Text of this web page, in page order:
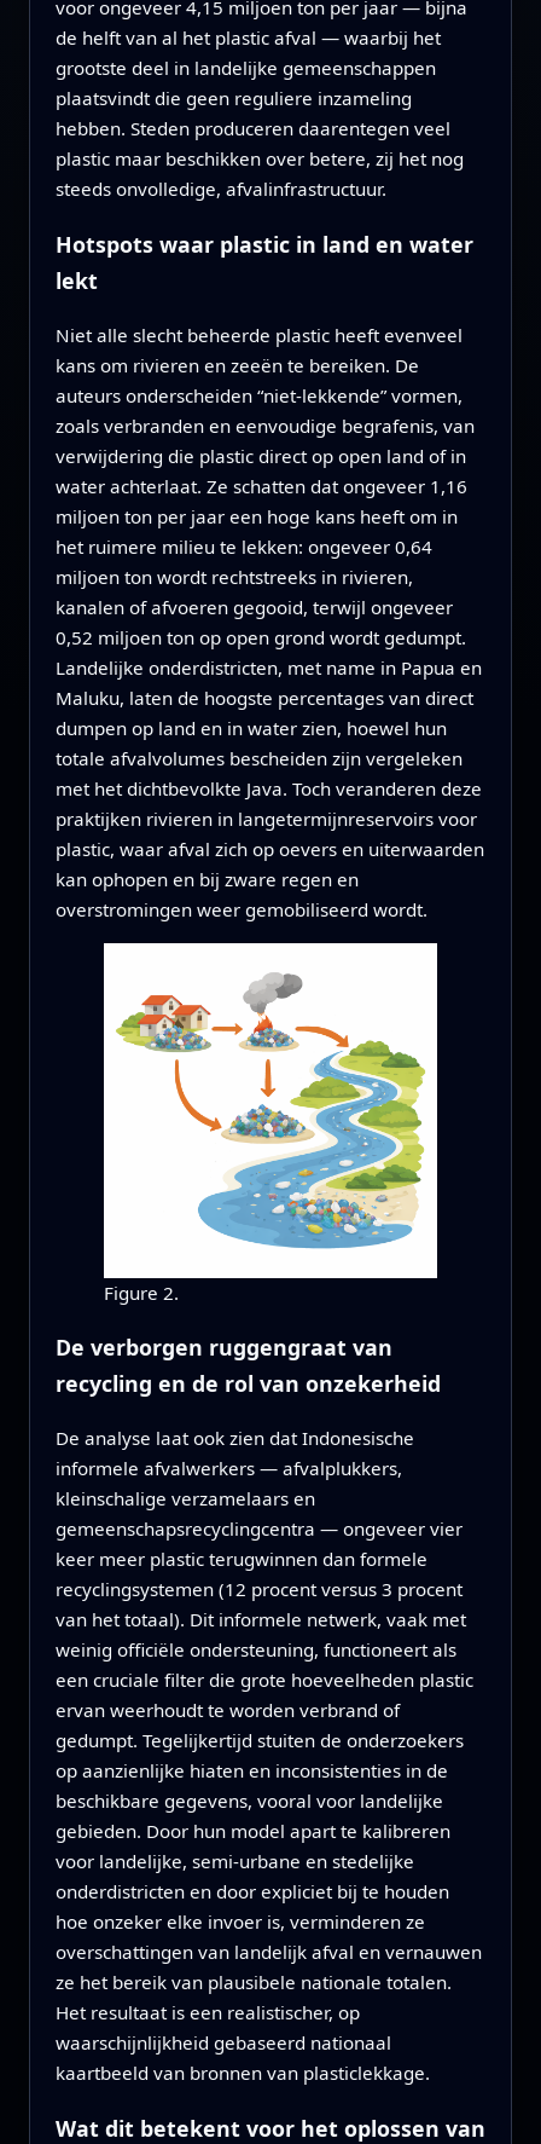
voor ongeveer 4,15 miljoen ton per jaar — bijna
de helft van al het plastic afval — waarbij het
grootste deel in landelijke gemeenschappen
plaatsvindt die geen reguliere inzameling
hebben. Steden produceren daarentegen veel
plastic maar beschikken over betere, zij het nog
steeds onvolledige, afvalinfrastructuur.
Hotspots waar plastic in land en water
lekt
Niet alle slecht beheerde plastic heeft evenveel
kans om rivieren en zeeën te bereiken. De
auteurs onderscheiden “niet-lekkende” vormen,
zoals verbranden en eenvoudige begrafenis, van
verwijdering die plastic direct op open land of in
water achterlaat. Ze schatten dat ongeveer 1,16
miljoen ton per jaar een hoge kans heeft om in
het ruimere milieu te lekken: ongeveer 0,64
miljoen ton wordt rechtstreeks in rivieren,
kanalen of afvoeren gegooid, terwijl ongeveer
0,52 miljoen ton op open grond wordt gedumpt.
Landelijke onderdistricten, met name in Papua en
Maluku, laten de hoogste percentages van direct
dumpen op land en in water zien, hoewel hun
totale afvalvolumes bescheiden zijn vergeleken
met het dichtbevolkte Java. Toch veranderen deze
praktijken rivieren in langetermijnreservoirs voor
plastic, waar afval zich op oevers en uiterwaarden
kan ophopen en bij zware regen en
overstromingen weer gemobiliseerd wordt.
Figure 2.
De verborgen ruggengraat van
recycling en de rol van onzekerheid
De analyse laat ook zien dat Indonesische
informele afvalwerkers — afvalplukkers,
kleinschalige verzamelaars en
gemeenschapsrecyclingcentra — ongeveer vier
keer meer plastic terugwinnen dan formele
recyclingsystemen (12 procent versus 3 procent
van het totaal). Dit informele netwerk, vaak met
weinig officiële ondersteuning, functioneert als
een cruciale filter die grote hoeveelheden plastic
ervan weerhoudt te worden verbrand of
gedumpt. Tegelijkertijd stuiten de onderzoekers
op aanzienlijke hiaten en inconsistenties in de
beschikbare gegevens, vooral voor landelijke
gebieden. Door hun model apart te kalibreren
voor landelijke, semi-urbane en stedelijke
onderdistricten en door expliciet bij te houden
hoe onzeker elke invoer is, verminderen ze
overschattingen van landelijk afval en vernauwen
ze het bereik van plausibele nationale totalen.
Het resultaat is een realistischer, op
waarschijnlijkheid gebaseerd nationaal
kaartbeeld van bronnen van plasticlekkage.
Wat dit betekent voor het oplossen van